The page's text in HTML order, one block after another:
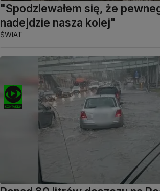
"Spodziewałem się, że
nadejdzie nasza kolej"
ŚWIAT